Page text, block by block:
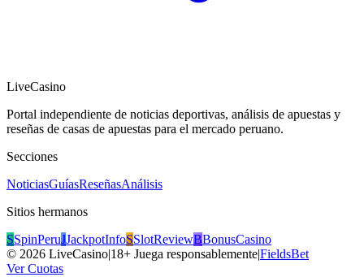
LiveCasino
Portal independiente de noticias deportivas, análisis de apuestas y
reseñas de casas de apuestas para el mercado peruano.
Secciones
NoticiasGuíasReseñasAnálisis
Sitios hermanos
SSpinPeruJJackpotInfoSSlotReviewBBonusCasino
© 2026 LiveCasino|18+ Juega responsablemente|FieldsBet
Ver Cuotas